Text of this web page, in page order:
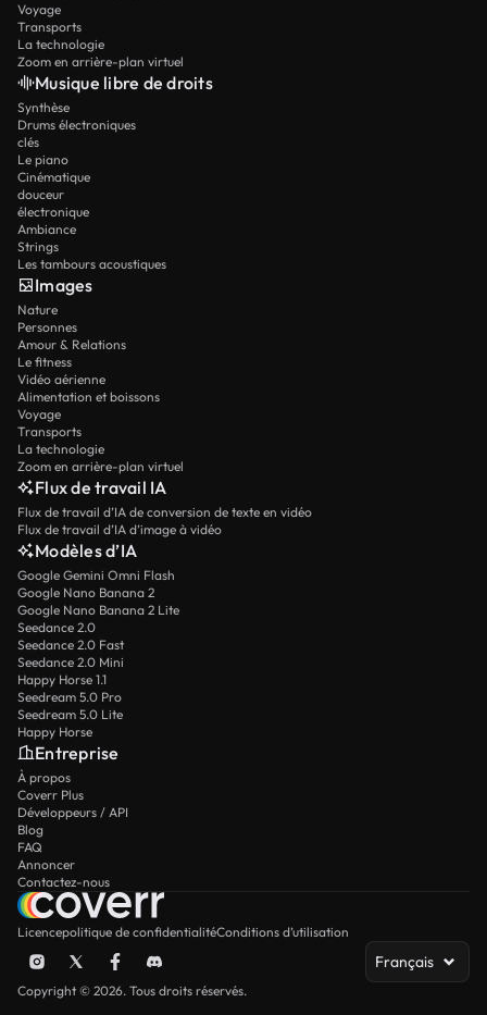
Voyage
Transports
La technologie
Zoom en arrière-plan virtuel
Musique libre de droits
Synthèse
Drums électroniques
clés
Le piano
Cinématique
douceur
électronique
Ambiance
Strings
Les tambours acoustiques
Images
Nature
Personnes
Amour & Relations
Le fitness
Vidéo aérienne
Alimentation et boissons
Voyage
Transports
La technologie
Zoom en arrière-plan virtuel
Flux de travail IA
Flux de travail d’IA de conversion de texte en vidéo
Flux de travail d’IA d’image à vidéo
Modèles d’IA
Google Gemini Omni Flash
Google Nano Banana 2
Google Nano Banana 2 Lite
Seedance 2.0
Seedance 2.0 Fast
Seedance 2.0 Mini
Happy Horse 1.1
Seedream 5.0 Pro
Seedream 5.0 Lite
Happy Horse
Entreprise
À propos
Coverr Plus
Développeurs / API
Blog
FAQ
Annoncer
Contactez-nous
Licencepolitique de confidentialitéConditions d’utilisation
Français
Copyright © 2026. Tous droits réservés.